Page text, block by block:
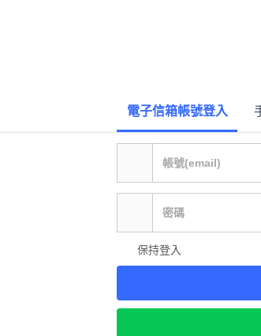
電子信箱帳號登入
保持登入